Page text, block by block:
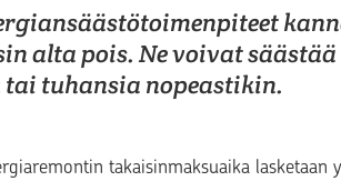
alta pois. Ne voivat säästää
tai tuhansia nopeastikin.
takaisinmaksuaika